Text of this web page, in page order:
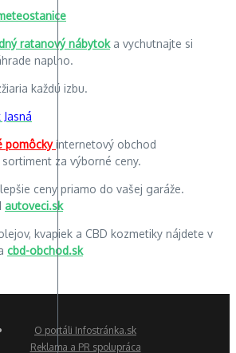
ratanový nábytoka vychutnajte si
naplno.
každú izbu.
pomôckyinternetový obchod
za výborné ceny.
ceny priamo do vašej garáže.
autoveci.sk
kvapiek a CBD kozmetiky nájdete v
cbd-obchod.sk
O portáli Infostránka.sk
Reklama a PR spolupráca